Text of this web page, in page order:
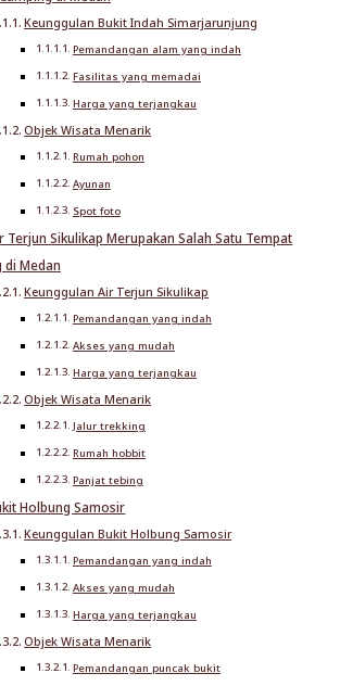
Keunggulan Bukit Indah Simarjarunjung
Pemandangan alam yang indah
Fasilitas yang memadai
Harga yang terjangkau
Objek Wisata Menarik
Rumah pohon
Ayunan
Spot foto
Terjun Sikulikap Merupakan Salah Satu Tempat
di Medan
Keunggulan Air Terjun Sikulikap
Pemandangan yang indah
Akses yang mudah
Harga yang terjangkau
Objek Wisata Menarik
Jalur trekking
Rumah hobbit
Panjat tebing
Holbung Samosir
Keunggulan Bukit Holbung Samosir
Pemandangan yang indah
Akses yang mudah
Harga yang terjangkau
Objek Wisata Menarik
Pemandangan puncak bukit